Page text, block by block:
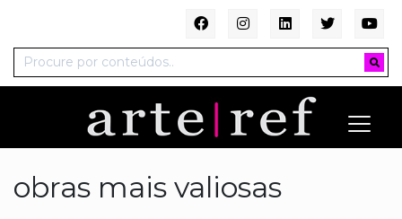
obras mais valiosas